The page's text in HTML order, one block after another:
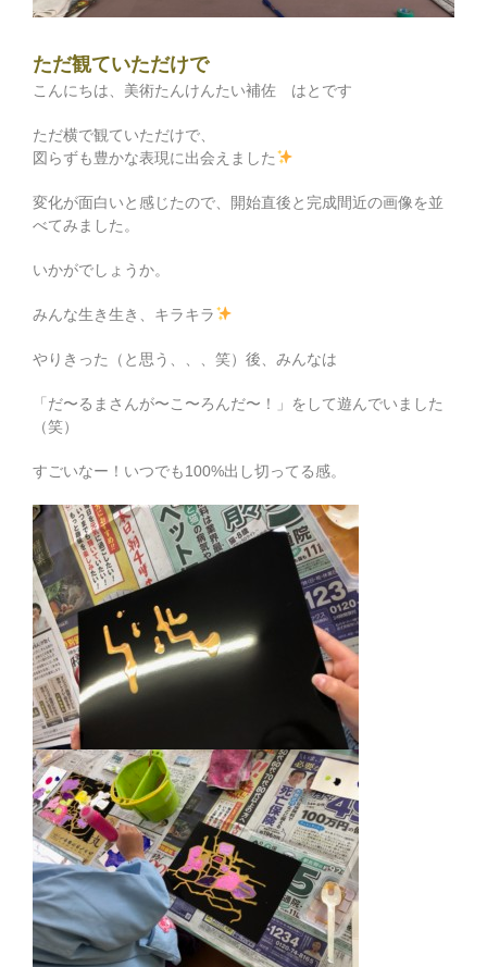
ただ観ていただけで
こんにちは、美術たんけんたい補佐 はとです
ただ横で観ていただけで、
図らずも豊かな表現に出会えました
変化が面白いと感じたので、開始直後と完成間近の画像を並
べてみました。
いかがでしょうか。
みんな生き生き、キラキラ
やりきった（と思う、、、笑）後、みんなは
「だ〜るまさんが〜こ〜ろんだ〜！」をして遊んでいました
（笑）
すごいなー！いつでも100%出し切ってる感。